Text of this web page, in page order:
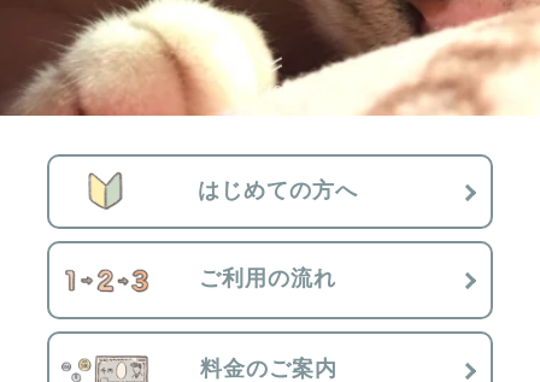
Scroll
はじめての方へ
ご利用の流れ
料金のご案内